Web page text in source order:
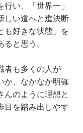
い、「世界一」
しい道へと進決断
も好きな状態」を
と思う。
者も多くの人が
か、なかなか明確
んのように理想と
目を踏み出しやす